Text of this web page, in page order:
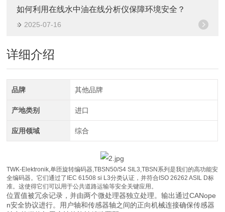
如何利用在线水中油在线分析仪保障环境安全？
2025-07-16
详细介绍
品牌 其他品牌
产地类别 进口
应用领域 综合
TWK-Elektronik,单匝旋转编码器,TBSN50/S4 SIL3,TBSN系列是我们的高功能安
全编码器。它们通过了IEC 61508 si L3分类认证，并符合ISO 26262 ASIL D标
准。这使得它们可以用于公共道路运输等安全关键应用。
位置值被冗余记录，并由两个微处理器独立处理。输出通过CANope
n安全协议进行。用户轴和传感器轴之间的正向机械连接确保传感器